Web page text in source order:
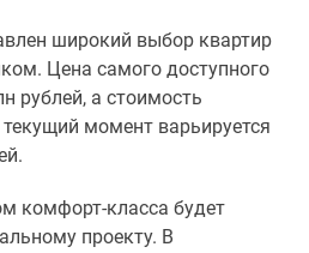
широкий выбор квартир
Цена самого доступного
рублей, а стоимость
момент варьируется
комфорт-класса будет
проекту. В